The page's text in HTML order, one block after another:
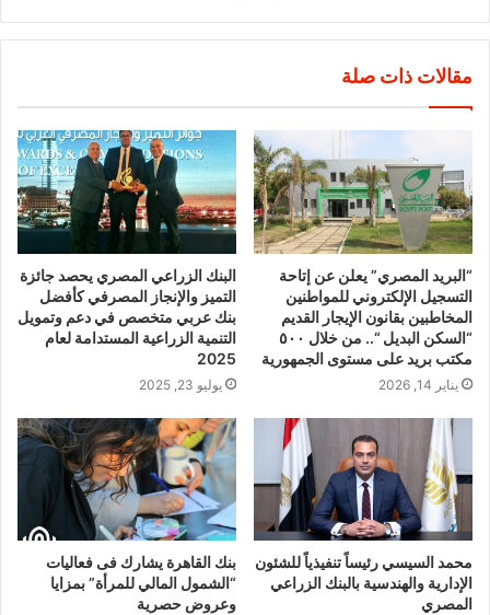
مقالات ذات صلة
“البريد المصري” يعلن عن إتاحة
التسجيل الإلكتروني للمواطنين
المخاطبين بقانون الإيجار القديم
“السكن البديل “.. من خلال ٥٠٠
مكتب بريد على مستوى الجمهورية
يناير 14, 2026
البنك الزراعي المصري يحصد جائزة
التميز والإنجاز المصرفي كأفضل
بنك عربي متخصص في دعم وتمويل
التنمية الزراعية المستدامة لعام
2025
يوليو 23, 2025
محمد السيسي رئيساً تنفيذياً للشئون
الإدارية والهندسية بالبنك الزراعي
المصري
بنك القاهرة يشارك فى فعاليات
“الشمول المالي للمرأة” بمزايا
وعروض حصرية